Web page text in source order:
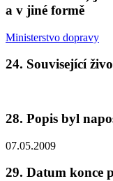
a v jiné formě
Ministerstvo dopravy
24. Související
28. Popis byl
07.05.2009
29. Datum konce